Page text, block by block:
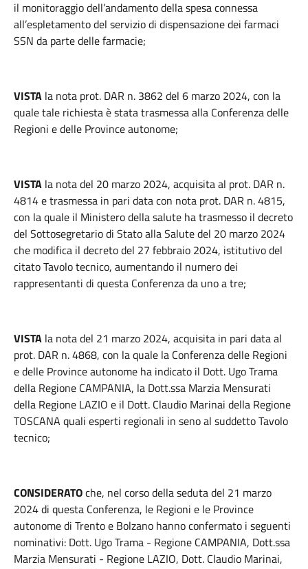
il monitoraggio dell’andamento della spesa connessa
all’espletamento del servizio di dispensazione dei farmaci
SSN da parte delle farmacie;
VISTA la nota prot. DAR n. 3862 del 6 marzo 2024, con la
quale tale richiesta è stata trasmessa alla Conferenza delle
Regioni e delle Province autonome;
VISTA la nota del 20 marzo 2024, acquisita al prot. DAR n.
4814 e trasmessa in pari data con nota prot. DAR n. 4815,
con la quale il Ministero della salute ha trasmesso il decreto
del Sottosegretario di Stato alla Salute del 20 marzo 2024
che modifica il decreto del 27 febbraio 2024, istitutivo del
citato Tavolo tecnico, aumentando il numero dei
rappresentanti di questa Conferenza da uno a tre;
VISTA la nota del 21 marzo 2024, acquisita in pari data al
prot. DAR n. 4868, con la quale la Conferenza delle Regioni
e delle Province autonome ha indicato il Dott. Ugo Trama
della Regione CAMPANIA, la Dott.ssa Marzia Mensurati
della Regione LAZIO e il Dott. Claudio Marinai della Regione
TOSCANA quali esperti regionali in seno al suddetto Tavolo
tecnico;
CONSIDERATOche, nel corso della seduta del 21 marzo
2024 di questa Conferenza, le Regioni e le Province
autonome di Trento e Bolzano hanno confermato i seguenti
nominativi: Dott. Ugo Trama - Regione CAMPANIA, Dott.ssa
Marzia Mensurati - Regione LAZIO, Dott. Claudio Marinai,